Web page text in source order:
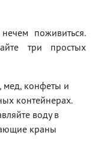
поживиться.
три простых
мед, конфеты и
контейнерах.
воду в
краны